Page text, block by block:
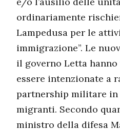
ordinariamente
Lampedusa per le
immigrazione”. Le
il governo Letta
essere intenzionate a
partnership militare
migranti. Secondo
ministro della difesa